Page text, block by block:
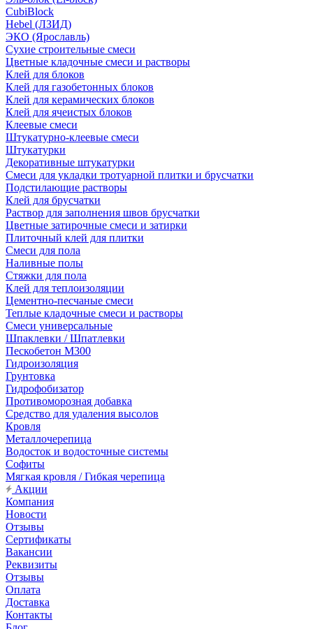
CubiBlock
Hebel (ЛЗИД)
ЭКО (Ярославль)
Сухие строительные смеси
Цветные кладочные смеси и растворы
Клей для блоков
Клей для газобетонных блоков
Клей для керамических блоков
Клей для ячеистых блоков
Клеевые смеси
Штукатурно-клеевые смеси
Штукатурки
Декоративные штукатурки
Смеси для укладки тротуарной плитки и брусчатки
Подстилающие растворы
Клей для брусчатки
Раствор для заполнения швов брусчатки
Цветные затирочные смеси и затирки
Плиточный клей для плитки
Смеси для пола
Наливные полы
Стяжки для пола
Клей для теплоизоляции
Цементно-песчаные смеси
Теплые кладочные смеси и растворы
Смеси универсальные
Шпаклевки / Шпатлевки
Пескобетон М300
Гидроизоляция
Грунтовка
Гидрофобизатор
Противоморозная добавка
Средство для удаления высолов
Кровля
Металлочерепица
Водосток и водосточные системы
Софиты
Мягкая кровля / Гибкая черепица
Акции
Компания
Новости
Отзывы
Сертификаты
Вакансии
Реквизиты
Отзывы
Оплата
Доставка
Контакты